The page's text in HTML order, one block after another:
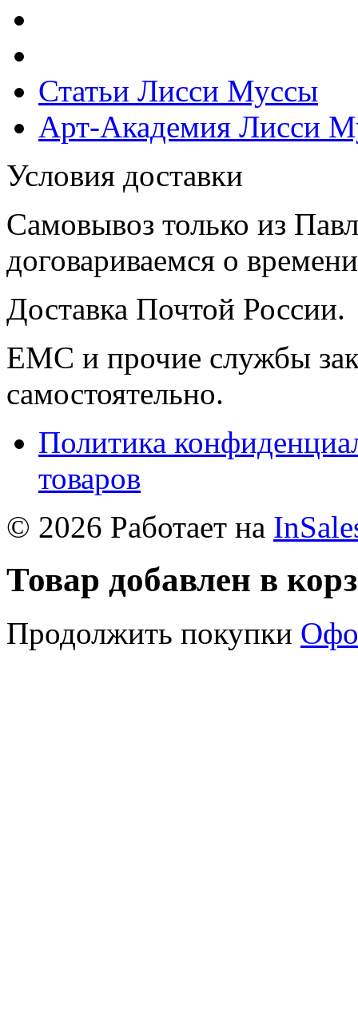
Статьи Лисси Муссы
Арт-Академия Лисси
Условия доставки
Самовывоз только из
договариваемся о
Доставка Почтой России.
ЕМС и прочие службы
самостоятельно.
Политика
товаров
© 2026 Работает на
Товар добавлен в
Продолжить покупки